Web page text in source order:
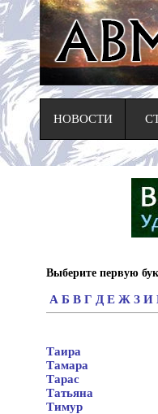
НОВОСТИ
Выберите первую
А Б В Г Д Е Ж З И
Таира
Тамара
Тарас
Татьяна
Тимур